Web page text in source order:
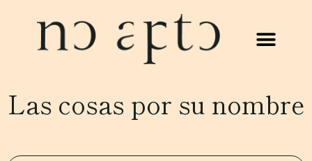
Las cosas por su nombre